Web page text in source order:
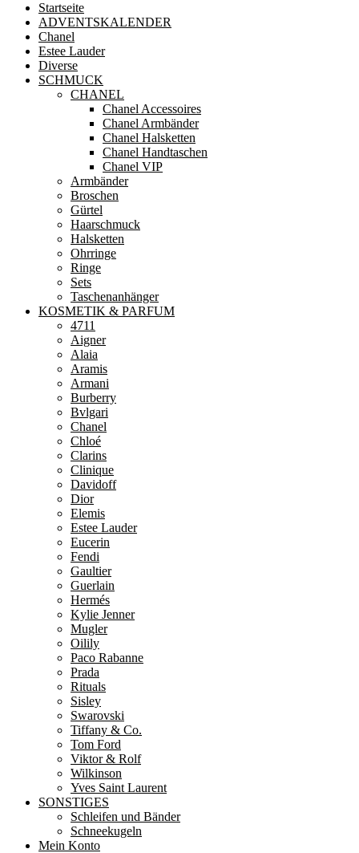
Startseite
ADVENTSKALENDER
Chanel
Estee Lauder
Diverse
SCHMUCK
CHANEL
Chanel Accessoires
Chanel Armbänder
Chanel Halsketten
Chanel Handtaschen
Chanel VIP
Armbänder
Broschen
Gürtel
Haarschmuck
Halsketten
Ohrringe
Ringe
Sets
Taschenanhänger
KOSMETIK & PARFUM
4711
Aigner
Alaia
Aramis
Armani
Burberry
Bvlgari
Chanel
Chloé
Clarins
Clinique
Davidoff
Dior
Elemis
Estee Lauder
Eucerin
Fendi
Gaultier
Guerlain
Hermés
Kylie Jenner
Mugler
Oilily
Paco Rabanne
Prada
Rituals
Sisley
Swarovski
Tiffany & Co.
Tom Ford
Viktor & Rolf
Wilkinson
Yves Saint Laurent
SONSTIGES
Schleifen und Bänder
Schneekugeln
Mein Konto